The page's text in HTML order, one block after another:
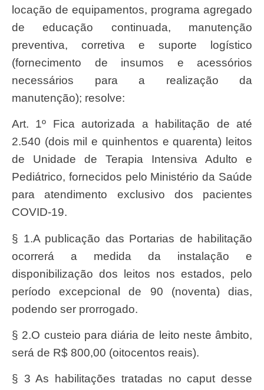
locação de equipamentos, programa agregado
de educação continuada, manutenção
preventiva, corretiva e suporte logístico
(fornecimento de insumos e acessórios
necessários para a realização da
manutenção); resolve:
Art. 1º Fica autorizada a habilitação de até
2.540 (dois mil e quinhentos e quarenta) leitos
de Unidade de Terapia Intensiva Adulto e
Pediátrico, fornecidos pelo Ministério da Saúde
para atendimento exclusivo dos pacientes
COVID-19.
§ 1.A publicação das Portarias de habilitação
ocorrerá a medida da instalação e
disponibilização dos leitos nos estados, pelo
período excepcional de 90 (noventa) dias,
podendo ser prorrogado.
§ 2.O custeio para diária de leito neste âmbito,
será de R$ 800,00 (oitocentos reais).
§ 3 As habilitações tratadas no caput desse